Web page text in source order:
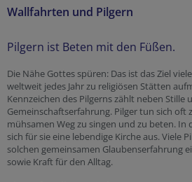
Wallfahrten und Pilgern
Pilgern ist Beten mit den Füßen.
Die Nähe Gottes spüren: Das ist das Ziel
weltweit jedes Jahr zu religiösen Stätten
Kennzeichen des Pilgerns zählt neben Stille
Gemeinschaftserfahrung. Pilger tun sich oft
mühsamen Weg zu singen und zu beten. In
sich für sie eine lebendige Kirche aus. Viele
solchen gemeinsamen Glaubenserfahrung
sowie Kraft für den Alltag.